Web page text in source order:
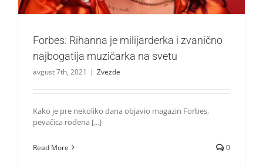
Forbes: Rihanna je milijarderka i zvanično
najbogatija muzičarka na svetu
avgust 7th, 2021 | Zvezde
Kako je pre nekoliko dana objavio magazin Forbes,
pevačica rođena [...]
Read More 0